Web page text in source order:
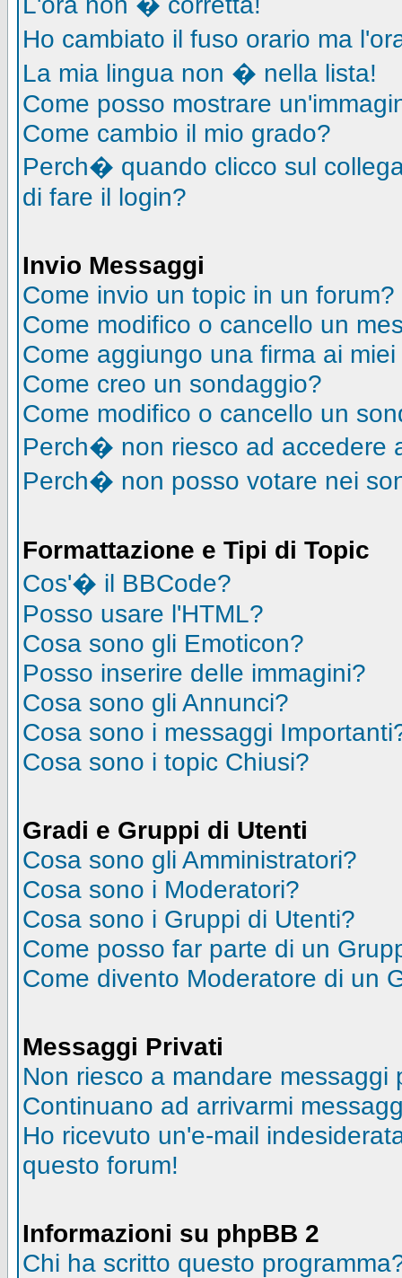
Ho cambiato il fuso orario ma
La mia lingua non � nella lista!
Come posso mostrare
Come cambio il mio grado?
Perch� quando clicco sul
di fare il login?
Invio Messaggi
Come invio un topic in un forum?
Come modifico o cancello un
Come aggiungo una firma ai
Come creo un sondaggio?
Come modifico o cancello un
Perch� non riesco ad accedere
Perch� non posso votare nei
Formattazione e Tipi di Topic
Cos'� il BBCode?
Posso usare l'HTML?
Cosa sono gli Emoticon?
Posso inserire delle immagini?
Cosa sono gli Annunci?
Cosa sono i messaggi
Cosa sono i topic Chiusi?
Gradi e Gruppi di Utenti
Cosa sono gli Amministratori?
Cosa sono i Moderatori?
Cosa sono i Gruppi di Utenti?
Come posso far parte di un
Come divento Moderatore di un
Messaggi Privati
Non riesco a mandare messaggi
Continuano ad arrivarmi
Ho ricevuto un'e-mail
questo forum!
Informazioni su phpBB 2
Chi ha scritto questo